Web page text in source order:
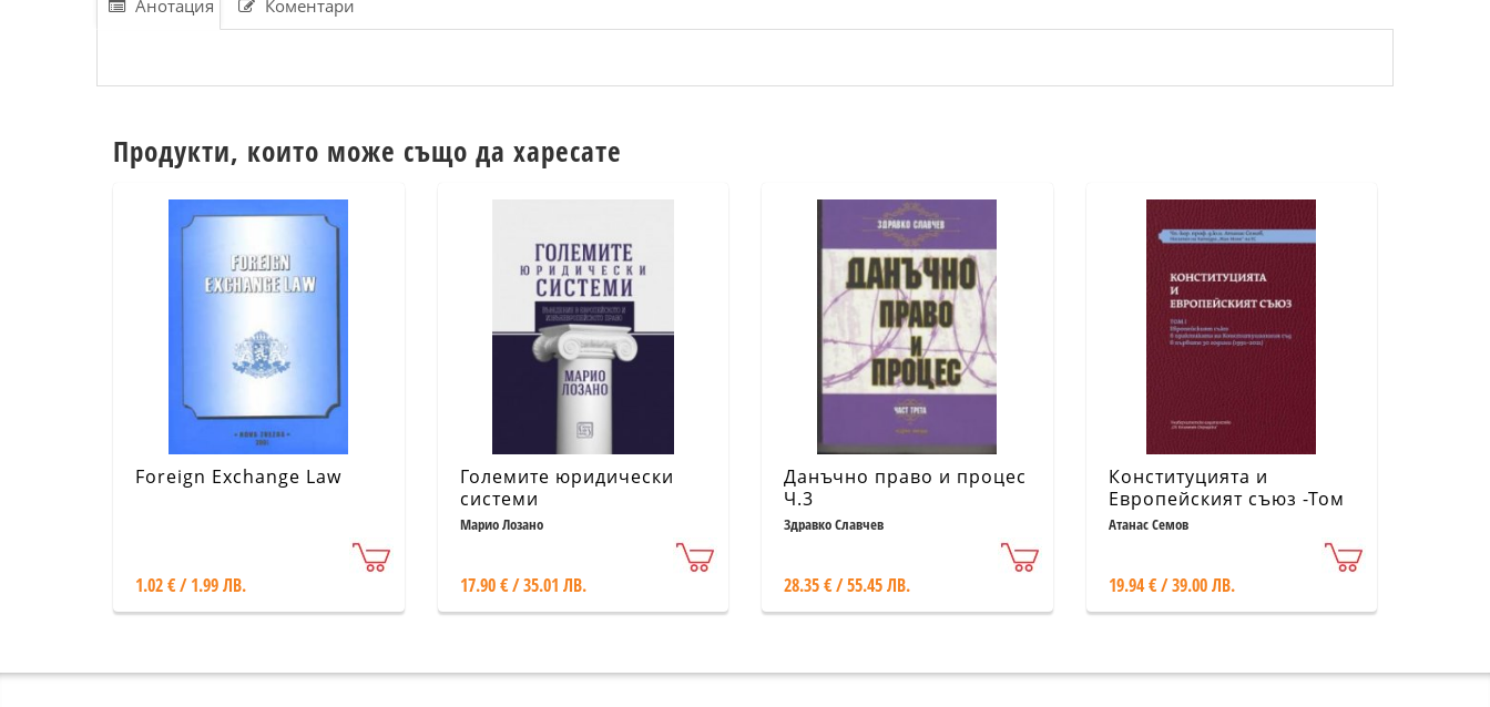
Анотация Коментари
Продукти, които може също да харесате
Foreign Exchange Law
1.02 € / 1.99 ЛВ.
Големите юридически
системи
Марио Лозано
17.90 € / 35.01 ЛВ.
Данъчно право и процес
Ч.3
Здравко Славчев
28.35 € / 55.45 ЛВ.
Конституцията и
Европейският съюз -Том
1. Европейският съюз в
Конституционния съд в
първите 30 г. (1991-
2021): Комплект от три
Атанас Семов
19.94 € / 39.00 ЛВ.